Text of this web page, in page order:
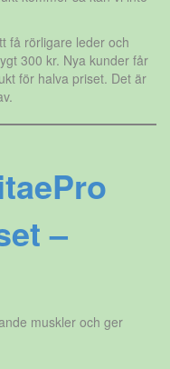
få rörligare leder och
300 kr. Nya kunder får
för halva priset. Det är
–
muskler och ger